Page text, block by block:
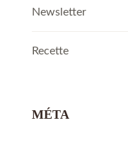
Newsletter
Recette
MÉTA